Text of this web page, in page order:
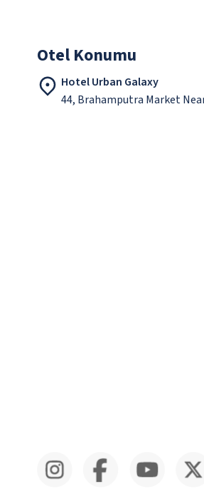
Otel Konumu
Hotel Urban Galaxy
44, Brahamputra Market